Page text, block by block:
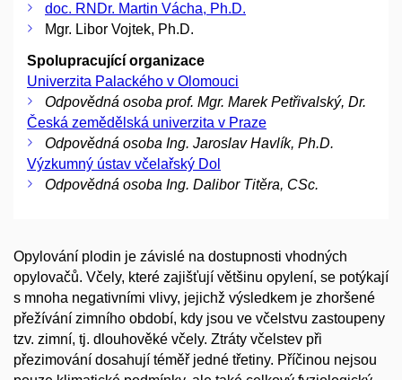
doc. RNDr. Martin Vácha, Ph.D.
Mgr. Libor Vojtek, Ph.D.
Spolupracující organizace
Univerzita Palackého v Olomouci
Odpovědná osoba prof. Mgr. Marek Petřivalský, Dr.
Česká zemědělská univerzita v Praze
Odpovědná osoba Ing. Jaroslav Havlík, Ph.D.
Výzkumný ústav včelařský Dol
Odpovědná osoba Ing. Dalibor Titěra, CSc.
Opylování plodin je závislé na dostupnosti vhodných
opylovačů. Včely, které zajišťují většinu opylení, se potýkají
s mnoha negativními vlivy, jejichž výsledkem je zhoršené
přežívání zimního období, kdy jsou ve včelstvu zastoupeny
tzv. zimní, tj. dlouhověké včely. Ztráty včelstev při
přezimování dosahují téměř jedné třetiny. Příčinou nejsou